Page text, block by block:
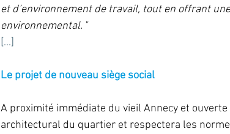
et d’environnement de travail, tout en offrant
environnemental. "
[...]
Le projet de nouveau siège social
A proximité immédiate du vieil Annecy et
architectural du quartier et respectera les